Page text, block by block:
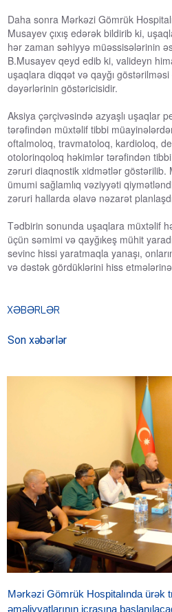
Daha sonra Mərkəzi Gömrük
Musayev çıxış edərək bildirib ki,
hər zaman səhiyyə müəssisələrinin
B.Musayev qeyd edib ki, valideyn
uşaqlara diqqət və qayğı
dəyərlərinin göstəricisidir.
Aksiya çərçivəsində azyaşlı uşaqlar
tərəfindən müxtəlif tibbi
oftalmoloq, travmatoloq, kardioloq,
otolorinqoloq həkimlər tərəfindən
zəruri diaqnostik xidmətlər göstərilib.
ümumi sağlamlıq vəziyyəti
zəruri hallarda əlavə nəzarət
Tədbirin sonunda uşaqlara müxtəlif
üçün səmimi və qayğıkeş mühit
sevinc hissi yaratmaqla yanaşı,
və dəstək gördüklərini hiss
XƏBƏRLƏR
Son xəbərlər
Mərkəzi Gömrük Hospitalında ürək
əməliyyatlarının icrasına